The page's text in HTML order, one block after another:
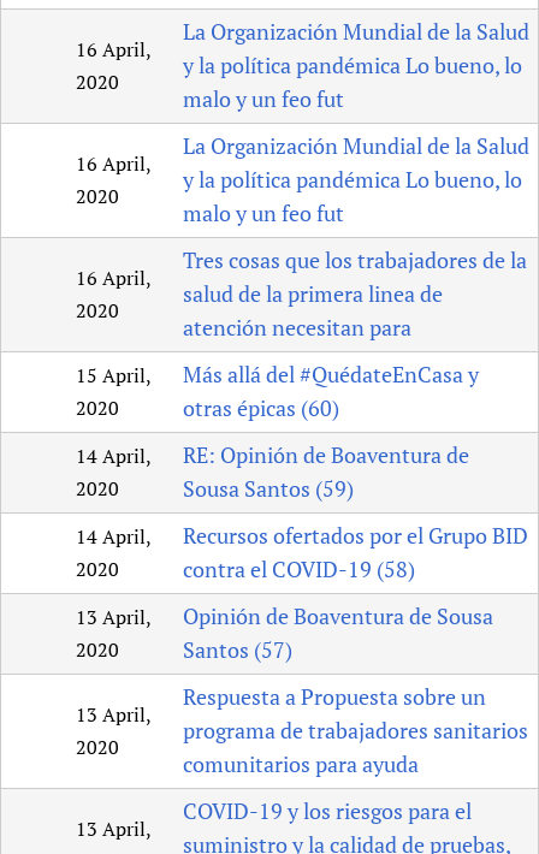
16 April,
2020
La Organización Mundial de la Salud
y la política pandémica Lo bueno, lo
malo y un feo fut
16 April,
2020
La Organización Mundial de la Salud
y la política pandémica Lo bueno, lo
malo y un feo fut
16 April,
2020
Tres cosas que los trabajadores de la
salud de la primera linea de
atención necesitan para
15 April,
2020
Más allá del #QuédateEnCasa y
otras épicas (60)
14 April,
2020
RE: Opinión de Boaventura de
Sousa Santos (59)
14 April,
2020
Recursos ofertados por el Grupo BID
contra el COVID-19 (58)
13 April,
2020
Opinión de Boaventura de Sousa
Santos (57)
13 April,
2020
Respuesta a Propuesta sobre un
programa de trabajadores sanitarios
comunitarios para ayuda
13 April,
COVID-19 y los riesgos para el
suministro y la calidad de pruebas,